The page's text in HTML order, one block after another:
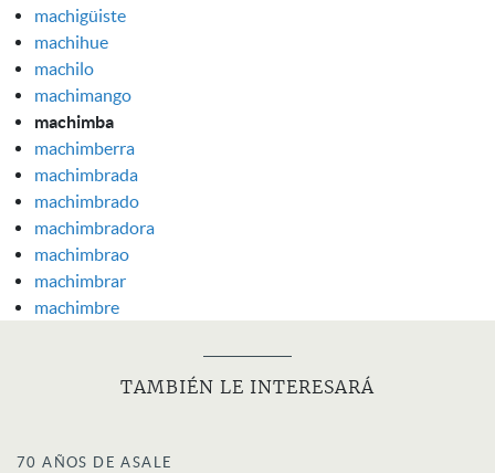
machigüiste
machihue
machilo
machimango
machimba
machimberra
machimbrada
machimbrado
machimbradora
machimbrao
machimbrar
machimbre
TAMBIÉN LE INTERESARÁ
70 AÑOS DE ASALE